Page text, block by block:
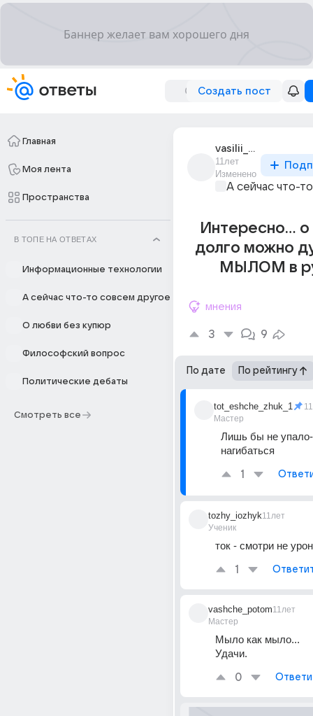
Создать пост
Главная
Моя лента
Пространства
В ТОПЕ НА ОТВЕТАХ
Информационные технологии
А сейчас что-то совсем другое
О любви без купюр
Философский вопрос
Политические дебаты
Смотреть все
vasilii_shpiliak
11лет
Изменено
А сейчас что-
Интересно... о
долго можно
МЫЛОМ в
мнения
3 9
По дате По рейтингу
tot_eshche_zhuk_1
Мастер
Лишь бы не
нагибаться
1
tozhy_iozhyk
Ученик
11лет
ток - смотри не
1
vashche_potom
Мастер
11лет
Мыло как мыло...
Удачи.
0